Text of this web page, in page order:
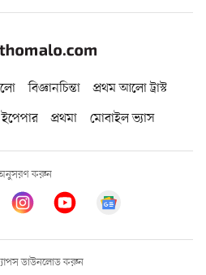
বিজ্ঞানচিন্তা
প্রথম আলো ট্রাস্ট
ইপেপার প্রথমা মোবাইল ভ্যাস
করুন
ডাউনলোড করুন